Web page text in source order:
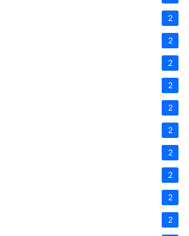
2
2
2
2
2
2
2
2
2
2